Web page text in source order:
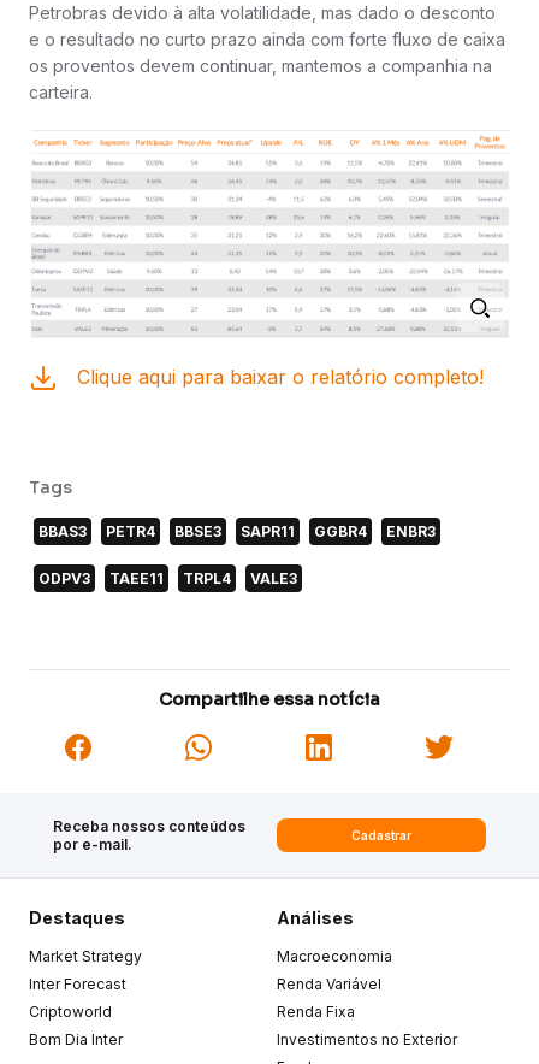
Petrobras devido à alta volatilidade, mas dado o desconto
e o resultado no curto prazo ainda com forte fluxo de caixa
os proventos devem continuar, mantemos a companhia na
carteira.
Clique aqui para baixar o relatório completo!
Tags
BBAS3 PETR4 BBSE3 SAPR11 GGBR4 ENBR3
ODPV3 TAEE11 TRPL4 VALE3
Compartilhe essa notícia
Receba nossos conteúdos
por e-mail.
Cadastrar
Destaques
Market Strategy
Inter Forecast
Criptoworld
Bom Dia Inter
Análises
Macroeconomia
Renda Variável
Renda Fixa
Investimentos no Exterior